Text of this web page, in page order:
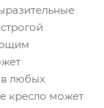
в любых
кресло может